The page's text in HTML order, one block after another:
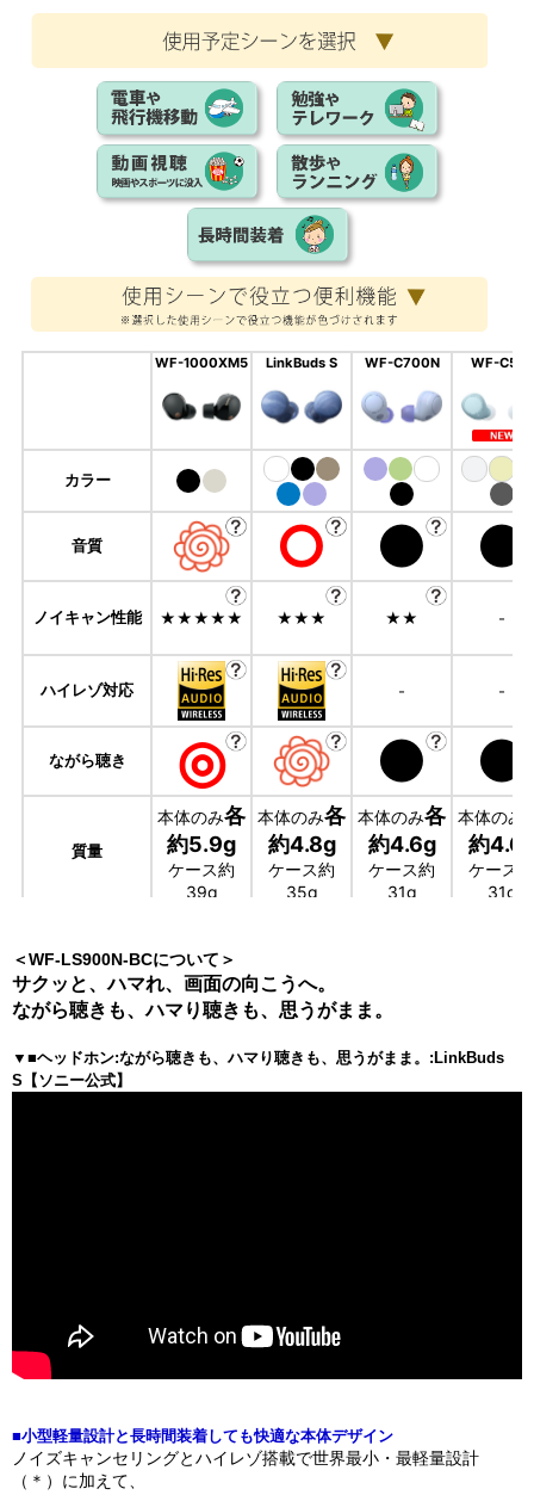
＜WF-LS900N-BCについて＞
サクッと、ハマれ、画面の向こうへ。
ながら聴きも、ハマり聴きも、思うがまま。
▼■ヘッドホン:ながら聴きも、ハマり聴きも、思うがまま。:LinkBuds
S【ソニー公式】
■小型軽量設計と長時間装着しても快適な本体デザイン
ノイズキャンセリングとハイレゾ搭載で世界最小・最軽量設計
（＊）に加えて、